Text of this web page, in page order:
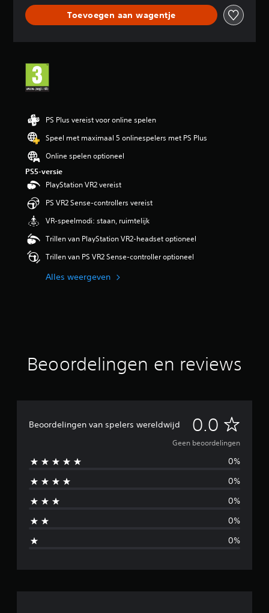
e
o
n
n
Toevoegen aan wagentje
PS Plus vereist voor online spelen
Speel met maximaal 5 onlinespelers met PS Plus
Online spelen optioneel
PS5-versie
PlayStation VR2 vereist
PS VR2 Sense-controllers vereist
VR-speelmodi: staan, ruimtelijk
Trillen van PlayStation VR2-headset optioneel
Trillen van PS VR2 Sense-controller optioneel
Alles weergeven
Beoordelingen en reviews
Beoordelingen van spelers wereldwijd 0.0 G
e
e
n
e
Geen beoordelingen
0%
0%
0%
0%
0%